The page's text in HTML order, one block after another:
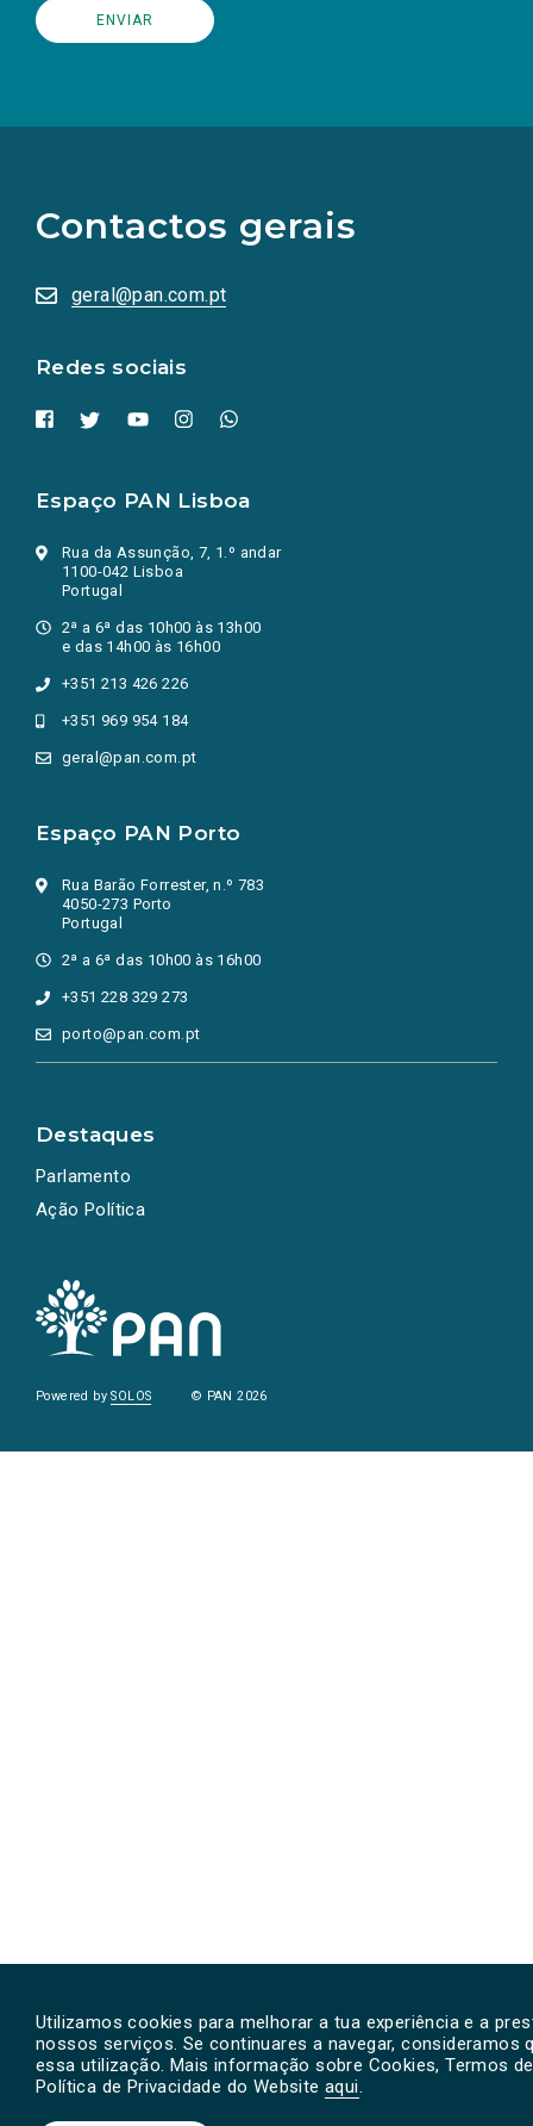
Utilizamos cookies para melhorar a tua experiência e a
nossos serviços. Se continuares a navegar, consideramos
essa utilização. Mais informação sobre Cookies, Termos
Política de Privacidade do Website aqui.
Contactos gerais
geral@pan.com.pt
Redes sociais
redes
sociais
numa
nova
Espaço PAN Lisboa
Rua da Assunção, 7, 1.º andar
1100-042 Lisboa
Portugal
2ª a 6ª das 10h00 às 13h00
e das 14h00 às 16h00
+351 213 426 226
+351 969 954 184
geral@pan.com.pt
Espaço PAN Porto
Rua Barão Forrester, n.º 783
4050-273 Porto
Portugal
2ª a 6ª das 10h00 às 16h00
+351 228 329 273
porto@pan.com.pt
Destaques
Parlamento
Ação Política
Powered bySOLOS © PAN 2026